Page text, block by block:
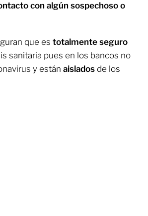
con algún sospechoso o
que es totalmente seguro
sanitaria pues en los bancos no
y están aislados de los